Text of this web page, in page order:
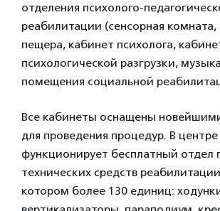
отделения психолого-
реабилитации (сенсорная комната,
пещера, кабинет психолога,
психологической разгрузки,
помещения социальной
Все кабинеты оснащены
для проведения процедур. В
функционирует бесплатный отдел
технических средств
котором более 130 единиц: